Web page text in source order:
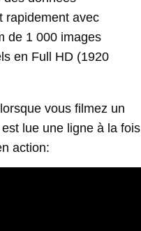
rapidement avec
de 1 000 images
en Full HD (1920
vous filmez un
lue une ligne à la fois
action: